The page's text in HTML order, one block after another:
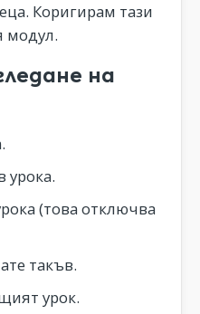
Коригирам тази
модул.
на
урока.
(това отключва
такъв.
урок.